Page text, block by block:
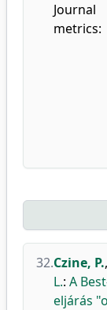
Journal
metrics:
32.Czine, P.,
L.: A
eljárás